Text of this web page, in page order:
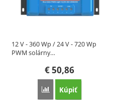
12 V - 360 Wp / 24 V - 720 Wp
PWM solárny…
€50,86
Porovnať
Kúpiť